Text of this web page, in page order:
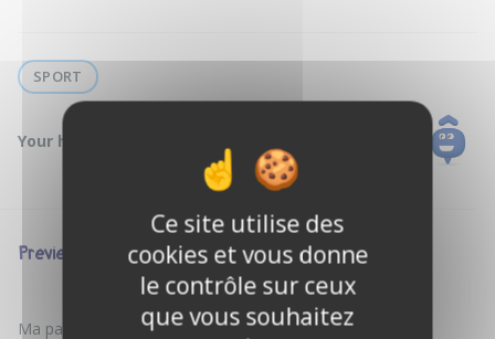
SPORT
Your host :
Preview
Ma passion pour le tennis je la pratique depuis 25 ans.
Ce site utilise des
cookies et vous donne
le contrôle sur ceux
que vous souhaitez